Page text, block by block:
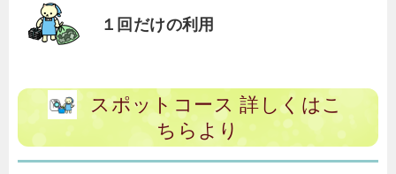
１回だけの利用
スポットコース 詳しくはこ
ちらより